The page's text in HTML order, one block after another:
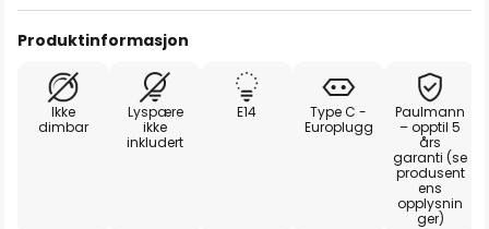
Produktinformasjon
Ikke
dimbar
Lyspære
ikke
inkludert
E14
Type C -
Europlugg
Paulmann
– opptil 5
års
garanti (se
produsent
ens
opplysnin
ger)